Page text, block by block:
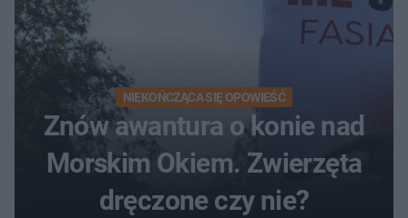
NIEKOŃCZĄCA SIĘ OPOWIEŚĆ
Znów awantura o konie nad
Morskim Okiem. Zwierzęta
dręczone czy nie?